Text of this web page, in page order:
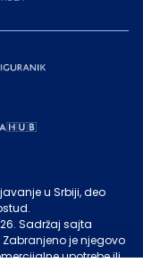
u Srbiji, deo
. Sadržaj sajta
Zabranjeno je njegovo
upotrebe ili